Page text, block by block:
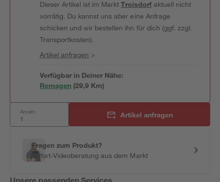
Dieser Artikel ist im MarktTroisdorfaktuell nicht
vorrätig. Du kannst uns aber eine Anfrage
schicken und wir bestellen ihn für dich (ggf. zzgl.
Transportkosten).
Artikel anfragen >
Verfügbar in Deiner Nähe:
Remagen (29,9 Km)
Anzahl: Artikel anfragen
Fragen zum Produkt?
Sofort-Videoberatung aus dem Markt
Unsere passenden Services